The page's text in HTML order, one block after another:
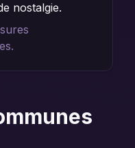
nostalgie.